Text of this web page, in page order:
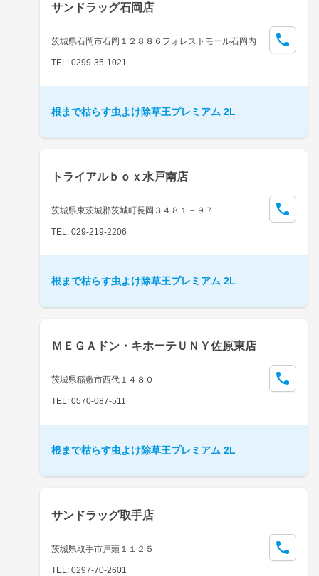
サンドラッグ石岡店
茨城県石岡市石岡１２８８６フォレストモール石岡内
TEL: 0299-35-1021
根まで枯らす虫よけ除草王プレミアム 2L
トライアルｂｏｘ水戸南店
茨城県東茨城郡茨城町長岡３４８１－９７
TEL: 029-219-2206
根まで枯らす虫よけ除草王プレミアム 2L
ＭＥＧＡドン・キホーテＵＮＹ佐原東店
茨城県稲敷市西代１４８０
TEL: 0570-087-511
根まで枯らす虫よけ除草王プレミアム 2L
サンドラッグ取手店
茨城県取手市戸頭１１２５
TEL: 0297-70-2601